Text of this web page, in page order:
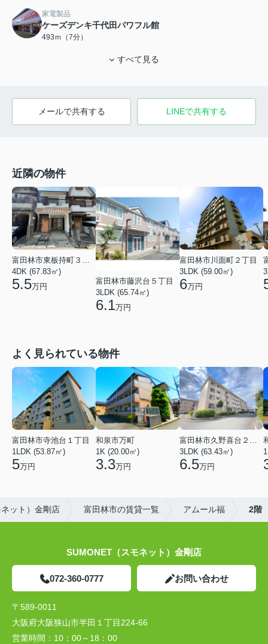
家電製品
ケーズデンキ千代田パワフル館
493ｍ（7分）
すべて見る
メールで共有する LINEで共有する
近隣の物件
4DK (67.83㎡)
5.5万円
富田林市藤沢台５丁目
3LDK (65.74㎡)
6.1万円
富田林市川面町２丁目
3LDK (59.00㎡)
6万円
よく見られている物件
富田林市寺池台１丁目
1LDK (53.87㎡)
5万円
和泉市万町
1K (20.00㎡)
3.3万円
3LDK (63.43㎡)
6.5万円
ット）金剛店 富田林市の賃貸一覧 アムール福 2階
SUMONET（スモネット）金剛店
072-360-0777 お問い合わせ
〒589-0011
大阪府大阪狭山市半田１丁目224-66
営業時間： 10：00～18：00